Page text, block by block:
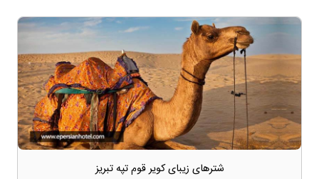
شترهای زیبای کویر قوم تپه تبریز